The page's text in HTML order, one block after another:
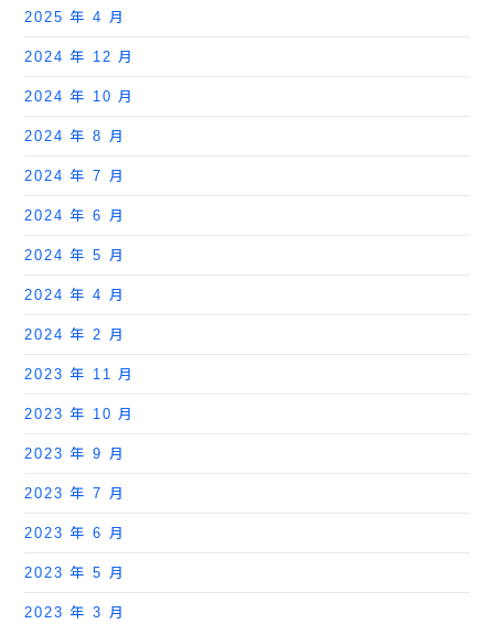
2025 年 4 月
2024 年 12 月
2024 年 10 月
2024 年 8 月
2024 年 7 月
2024 年 6 月
2024 年 5 月
2024 年 4 月
2024 年 2 月
2023 年 11 月
2023 年 10 月
2023 年 9 月
2023 年 7 月
2023 年 6 月
2023 年 5 月
2023 年 3 月